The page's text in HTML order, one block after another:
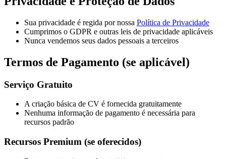
Sua privacidade é regida por nossa Política de Privacidade
Cumprimos o GDPR e outras leis de privacidade aplicáveis
Nunca vendemos seus dados pessoais a terceiros
Termos de Pagamento (se aplicável)
Serviço Gratuito
A criação básica de CV é fornecida gratuitamente
Nenhuma informação de pagamento é necessária para
recursos padrão
Recursos Premium (se oferecidos)